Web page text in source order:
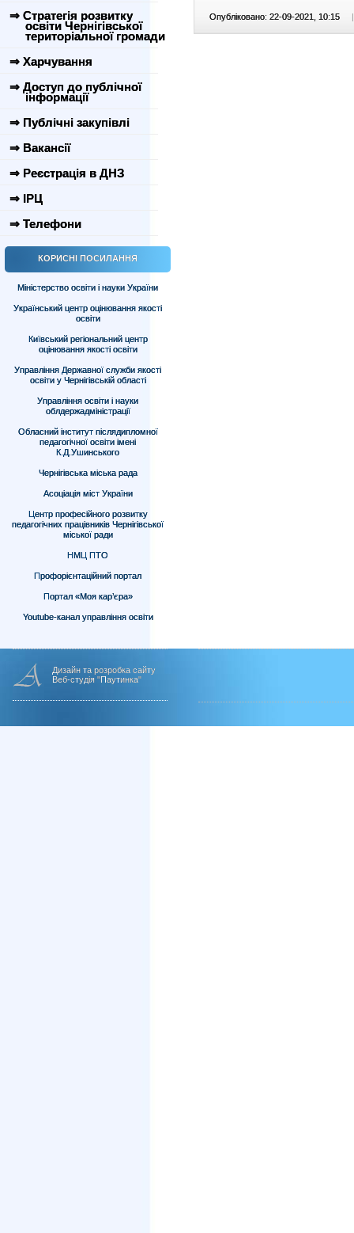
⇒ Стратегія розвитку
освіти Чернігівської
територіальної громади
⇒ Харчування
⇒ Доступ до публічної
інформації
⇒ Публічні закупівлі
⇒ Вакансії
⇒ Реєстрація в ДНЗ
⇒ ІРЦ
⇒ Телефони
КОРИСНІ ПОСИЛАННЯ
Міністерство освіти і науки України
Український центр оцінювання якості
освіти
Київський регіональний центр
оцінювання якості освіти
Управління Державної служби якості
освіти у Чернігівській області
Управління освіти і науки
облдержадміністрації
Обласний інститут післядипломної
педагогічної освіти імені
К.Д.Ушинського
Чернігівська міська рада
Асоціація міст України
Центр професійного розвитку
педагогічних працівників Чернігівської
міської ради
НМЦ ПТО
Профорієнтаційний портал
Портал «Моя кар’єра»
Youtube-канал управління освіти
Опубліковано: 22-09-2021, 10:15 |
Дизайн та розробка сайту
Веб-студія "Паутинка"